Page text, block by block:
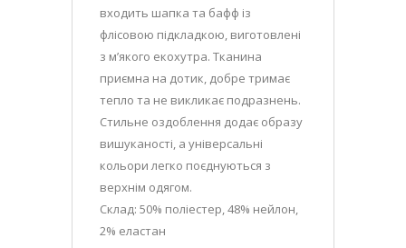
входить шапка та бафф із
флісовою підкладкою, виготовлені
з м’якого екохутра. Тканина
приємна на дотик, добре тримає
тепло та не викликає подразнень.
Стильне оздоблення додає образу
вишуканості, а універсальні
кольори легко поєднуються з
верхнім одягом.
Склад: 50% поліестер, 48% нейлон,
2% еластан